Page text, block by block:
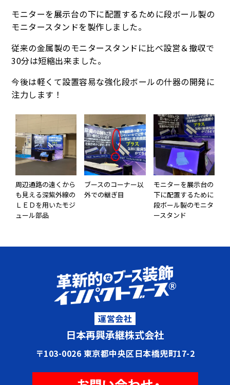
モニターを展示台の下に配置するために段ボール製の
モニタースタンドを製作しました。
従来の金属製のモニタースタンドに比べ設営＆撤収で
30分は短縮出来ました。
今後は軽くて設置容易な強化段ボールの什器の開発に
注力します！
周辺通路の遠くから
も見える深紫外線の
ＬＥＤを用いたモジ
ュール部品
ブースのコーナー以
外での継ぎ目
モニターを展示台の
下に配置するために
段ボール製のモニタ
ースタンド
運営会社
日本再興承継株式会社
〒103-0026 東京都中央区日本橋兜町17-2